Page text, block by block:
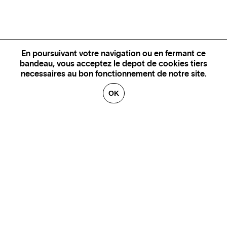
En poursuivant votre navigation ou en fermant ce
bandeau, vous acceptez le depot de cookies tiers
necessaires au bon fonctionnement de notre site.
OK